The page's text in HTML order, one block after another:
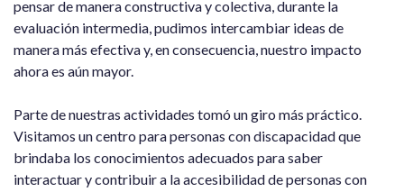
pensar de manera constructiva y colectiva, durante la
evaluación intermedia, pudimos intercambiar ideas de
manera más efectiva y, en consecuencia, nuestro impacto
ahora es aún mayor.
Parte de nuestras actividades tomó un giro más práctico.
Visitamos un centro para personas con discapacidad que
brindaba los conocimientos adecuados para saber
interactuar y contribuir a la accesibilidad de personas con